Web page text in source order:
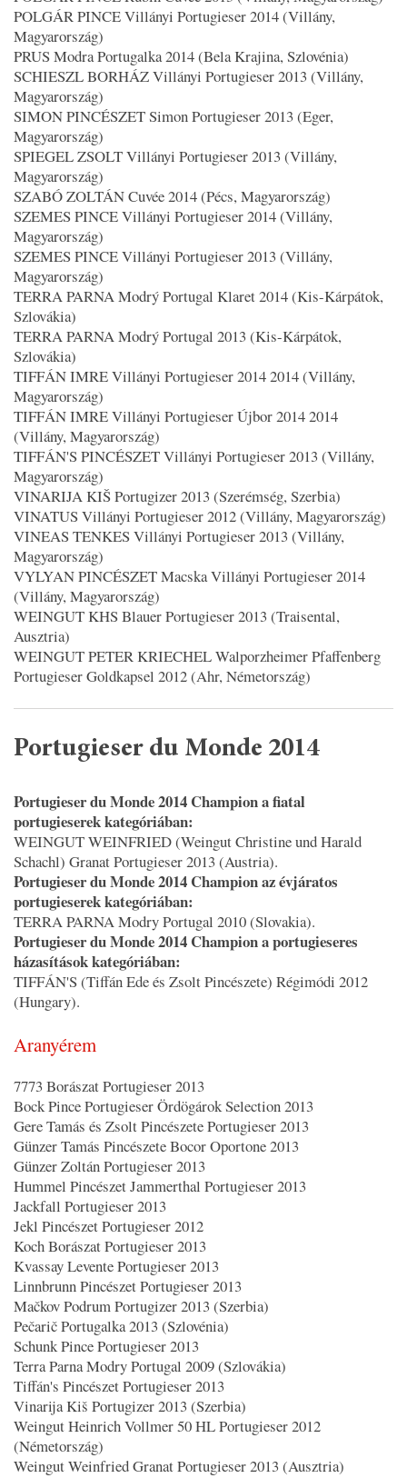
POLGÁR PINCE Villányi Portugieser 2014 (Villány,
Magyarország)
PRUS Modra Portugalka 2014 (Bela Krajina, Szlovénia)
SCHIESZL BORHÁZ Villányi Portugieser 2013 (Villány,
Magyarország)
SIMON PINCÉSZET Simon Portugieser 2013 (Eger,
Magyarország)
SPIEGEL ZSOLT Villányi Portugieser 2013 (Villány,
Magyarország)
SZABÓ ZOLTÁN Cuvée 2014 (Pécs, Magyarország)
SZEMES PINCE Villányi Portugieser 2014 (Villány,
Magyarország)
SZEMES PINCE Villányi Portugieser 2013 (Villány,
Magyarország)
TERRA PARNA Modrý Portugal Klaret 2014 (Kis-Kárpátok,
Szlovákia)
TERRA PARNA Modrý Portugal 2013 (Kis-Kárpátok,
Szlovákia)
TIFFÁN IMRE Villányi Portugieser 2014 2014 (Villány,
Magyarország)
TIFFÁN IMRE Villányi Portugieser Újbor 2014 2014
(Villány, Magyarország)
TIFFÁN'S PINCÉSZET Villányi Portugieser 2013 (Villány,
Magyarország)
VINARIJA KIŠ Portugizer 2013 (Szerémség, Szerbia)
VINATUS Villányi Portugieser 2012 (Villány, Magyarország)
VINEAS TENKES Villányi Portugieser 2013 (Villány,
Magyarország)
VYLYAN PINCÉSZET Macska Villányi Portugieser 2014
(Villány, Magyarország)
WEINGUT KHS Blauer Portugieser 2013 (Traisental,
Ausztria)
WEINGUT PETER KRIECHEL Walporzheimer Pfaffenberg
Portugieser Goldkapsel 2012 (Ahr, Németország)
Portugieser du Monde 2014
Portugieser du Monde 2014 Champion a fiatal
portugieserek kategóriában:
WEINGUT WEINFRIED (Weingut Christine und Harald
Schachl) Granat Portugieser 2013 (Austria).
Portugieser du Monde 2014 Champion az évjáratos
portugieserek kategóriában:
TERRA PARNA Modry Portugal 2010 (Slovakia).
Portugieser du Monde 2014 Champion a portugieseres
házasítások kategóriában:
TIFFÁN'S (Tiffán Ede és Zsolt Pincészete) Régimódi 2012
(Hungary).
Aranyérem
7773 Borászat Portugieser 2013
Bock Pince Portugieser Ördögárok Selection 2013
Gere Tamás és Zsolt Pincészete Portugieser 2013
Günzer Tamás Pincészete Bocor Oportone 2013
Günzer Zoltán Portugieser 2013
Hummel Pincészet Jammerthal Portugieser 2013
Jackfall Portugieser 2013
Jekl Pincészet Portugieser 2012
Koch Borászat Portugieser 2013
Kvassay Levente Portugieser 2013
Linnbrunn Pincészet Portugieser 2013
Mačkov Podrum Portugizer 2013 (Szerbia)
Pečarič Portugalka 2013 (Szlovénia)
Schunk Pince Portugieser 2013
Terra Parna Modry Portugal 2009 (Szlovákia)
Tiffán's Pincészet Portugieser 2013
Vinarija Kiš Portugizer 2013 (Szerbia)
Weingut Heinrich Vollmer 50 HL Portugieser 2012
(Németország)
Weingut Weinfried Granat Portugieser 2013 (Ausztria)